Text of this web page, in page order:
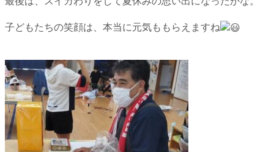
子どもたちの笑顔は、本当に元気ももらえますね